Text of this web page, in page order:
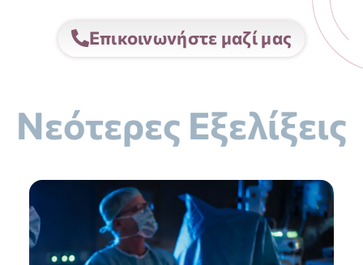
Επικοινωνήστε μαζί μας
Νεότερες Εξελίξεις